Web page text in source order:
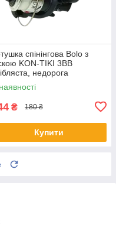
спінінгова Bolo з
KON-TIKI 3BB
недорога
₴ 180 ₴
Купити